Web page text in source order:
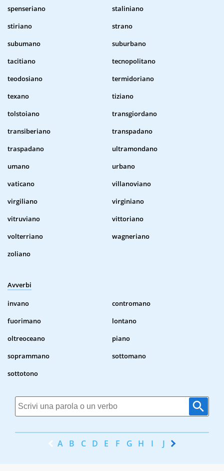
spenseriano
staliniano
stiriano
strano
subumano
suburbano
tacitiano
tecnopolitano
teodosiano
termidoriano
texano
tiziano
tolstoiano
transgiordano
transiberiano
transpadano
traspadano
ultramondano
umano
urbano
vaticano
villanoviano
virgiliano
virginiano
vitruviano
vittoriano
volterriano
wagneriano
zoliano
Avverbi
invano
contromano
fuorimano
lontano
oltreoceano
piano
soprammano
sottomano
sottotono
A B C D E F G H I J K